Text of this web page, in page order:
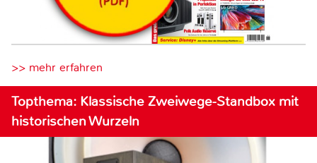
>> mehr erfahren
Topthema: Klassische Zweiwege-Standbox mit
historischen Wurzeln